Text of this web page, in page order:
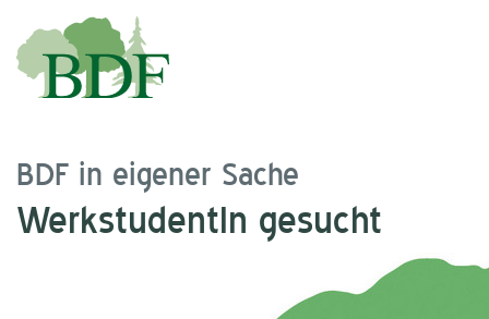
BDF in eigener Sache
WerkstudentIn gesucht